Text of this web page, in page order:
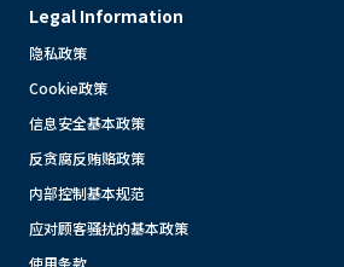
Legal Information
隐私政策
Cookie政策
信息安全基本政策
反贪腐反贿赂政策
内部控制基本规范
应对顾客骚扰的基本政策
使用条款